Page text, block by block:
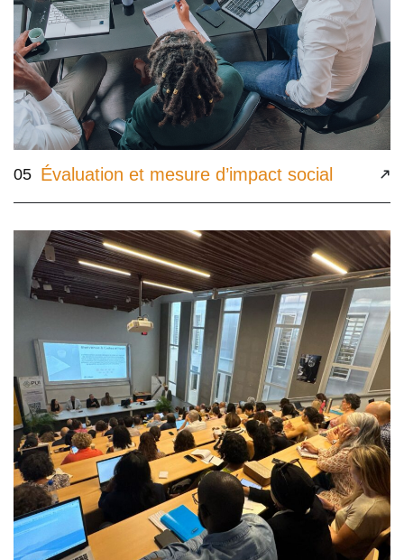
05 Évaluation et mesure d’impact social